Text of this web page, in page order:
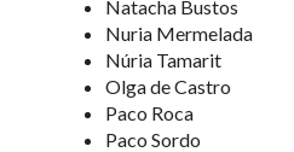
Natacha Bustos
Nuria Mermelada
Núria Tamarit
Olga de Castro
Paco Roca
Paco Sordo